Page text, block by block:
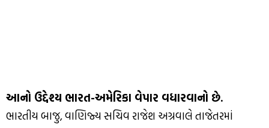
આનો ઉદ્દેશ્ય ભારત-અમેરિકા વેપાર વધારવાનો છે.
ભારતીય બાજુ, વાણિજ્ય સચિવ રાજેશ અગ્રવાલે તાજેતરમાં